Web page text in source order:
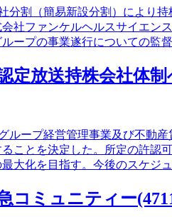
分割（簡易新設分割）により
社ファンケルヘルスサイエン
ープの事業遂行についての監
定放送持株会社体
ループ経営管理事業及び不動
ことを決定した。所定の許認
大化を目指す。今後のスケジュ
コミュニティー